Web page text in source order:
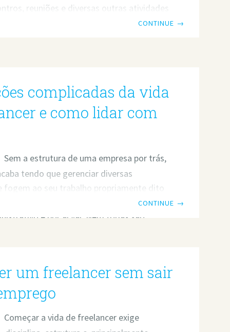
reuniões e diversas outras atividades
a época onde o movimento diminui
ou tendo que gerenciar os projetos com
sociais que
CONTINUE →
complicadas da vida
e como lidar com
Sem a estrutura de uma empresa por trás,
tendo que gerenciar diversas
fogem ao seu trabalho propriamente dito
e por aí vai. Nem todas são
DE INTERNET/ENERGIA POUCO ANTES
PRAZO Querendo ou não, você está
CONTINUE →
um freelancer sem sair
Começar a vida de freelancer exige